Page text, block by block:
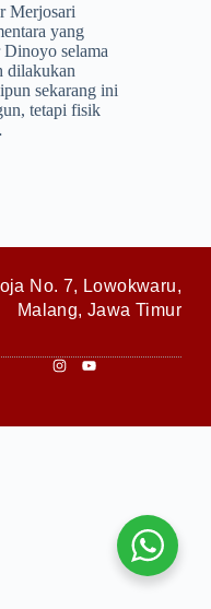
Merjosari
yang
Dinoyo selama
dilakukan
sekarang ini
tetapi fisik
No. 7, Lowokwaru,
Malang, Jawa Timur